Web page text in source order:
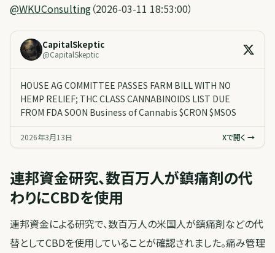
@WKUConsulting（2026-03-11 18:53:00）
CapitalSkeptic
@CapitalSkeptic
HOUSE AG COMMITTEE PASSES FARM BILL WITH NO
HEMP RELIEF; THC CLASS CANNABINOIDS LIST DUE
FROM FDA SOON Business of Cannabis $CRON $MSOS
2026年3月13日 Xで開く →
連邦資金研究、数百万人が鎮痛剤の代
わりにCBDを使用
連邦資金による研究で、数百万人の米国人が鎮痛剤などの代
替としてCBDを使用していることが確認されました。痛み管理